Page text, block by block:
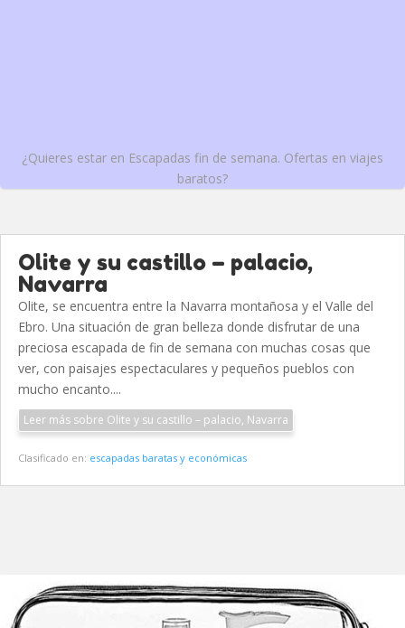
¿Quieres estar en Escapadas fin de semana. Ofertas en viajes
baratos?
Olite y su castillo – palacio,
Navarra
Olite, se encuentra entre la Navarra montañosa y el Valle del
Ebro. Una situación de gran belleza donde disfrutar de una
preciosa escapada de fin de semana con muchas cosas que
ver, con paisajes espectaculares y pequeños pueblos con
mucho encanto....
Leer más sobre Olite y su castillo – palacio, Navarra
Clasificado en: escapadas baratas y económicas